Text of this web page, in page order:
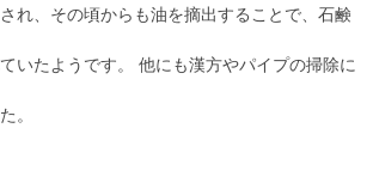
れ、その頃からも油を摘出することで、石鹸
いたようです。 他にも漢方やパイプの掃除に
。